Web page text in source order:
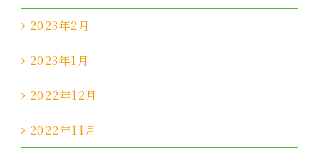
2023年2月
2023年1月
2022年12月
2022年11月